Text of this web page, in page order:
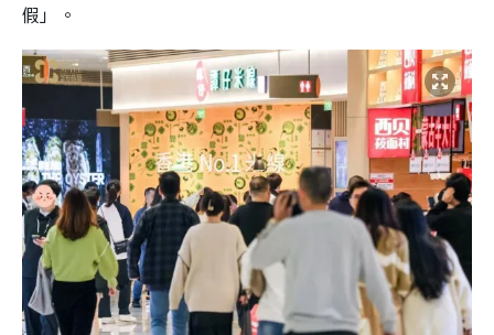
假」。